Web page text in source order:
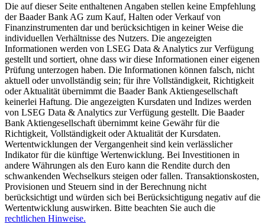
Die auf dieser Seite enthaltenen Angaben stellen keine Empfehlung
der Baader Bank AG zum Kauf, Halten oder Verkauf von
Finanzinstrumenten dar und berücksichtigen in keiner Weise die
individuellen Verhältnisse des Nutzers. Die angezeigten
Informationen werden von LSEG Data & Analytics zur Verfügung
gestellt und sortiert, ohne dass wir diese Informationen einer eigenen
Prüfung unterzogen haben. Die Informationen können falsch, nicht
aktuell oder unvollständig sein; für ihre Vollständigkeit, Richtigkeit
oder Aktualität übernimmt die Baader Bank Aktiengesellschaft
keinerlei Haftung. Die angezeigten Kursdaten und Indizes werden
von LSEG Data & Analytics zur Verfügung gestellt. Die Baader
Bank Aktiengesellschaft übernimmt keine Gewähr für die
Richtigkeit, Vollständigkeit oder Aktualität der Kursdaten.
Wertentwicklungen der Vergangenheit sind kein verlässlicher
Indikator für die künftige Wertenwicklung. Bei Investitionen in
andere Währungen als den Euro kann die Rendite durch den
schwankenden Wechselkurs steigen oder fallen. Transaktionskosten,
Provisionen und Steuern sind in der Berechnung nicht
berücksichtigt und würden sich bei Berücksichtigung negativ auf die
Wertentwicklung auswirken. Bitte beachten Sie auch die
rechtlichen Hinweise.